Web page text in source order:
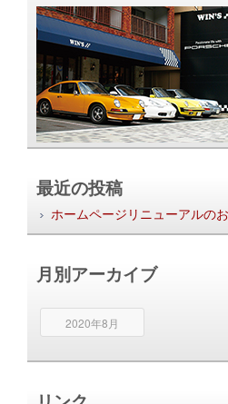
最近の投稿
ホームページリニューアルの
月別アーカイブ
2020年8月